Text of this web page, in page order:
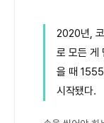
2020년,
로 모든 게
을 때
시작됐다.